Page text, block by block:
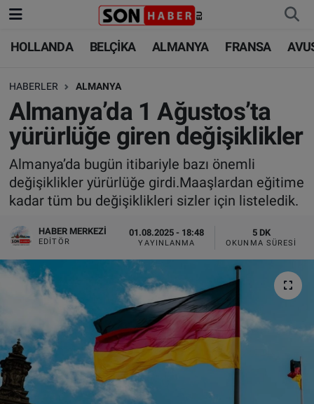
HOLLANDA BELÇİKA ALMANYA FRANSA
HABERLER ALMANYA
Almanya’da 1 Ağustos’ta
yürürlüğe giren değişiklikler
Almanya’da bugün itibariyle bazı önemli
değişiklikler yürürlüğe girdi.Maaşlardan eğitime
kadar tüm bu değişiklikleri sizler için listeledik.
HABER MERKEZI
EDITÖR
01.08.2025 - 18:48
YAYINLANMA
5 DK
OKUNMA SÜRESI
HOLLANDA
BELÇİKA
ALMANYA
FRANSA
AVUSTURYA
SAĞLIK - YAŞAM
BİLİM-TEKNOLOJİ
HOLLANDA
BELÇİKA
ALMANYA
TÜRKİYE
DÜNYA
BİLİM-TEKNOLOJİ
SAĞLIK
FOTO GALERİ
VIDEO GALERİ
ALGEMENE VOORWAARDEN
Nöbetçi Eczaneler
Hava Durumu
Trafik Durumu
Süper Lig Puan Durumu ve Fikstür
Tüm Manşetler
Son Dakika Haberleri
Haber Arşivi